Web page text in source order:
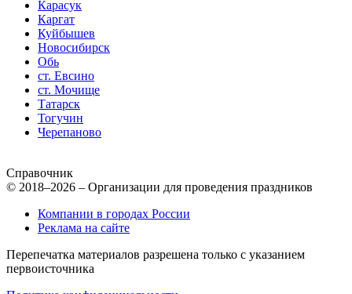
Карасук
Каргат
Куйбышев
Новосибирск
Обь
ст. Евсино
ст. Мочище
Татарск
Тогучин
Черепаново
Справочник
© 2018–2026 – Организации для проведения праздников
Компании в городах России
Реклама на сайте
Перепечатка материалов разрешена только с указанием
первоисточника